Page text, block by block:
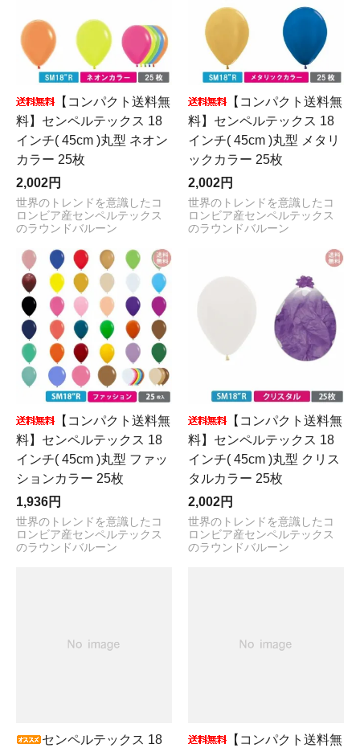
【コンパクト送料無
料】センペルテックス 18
インチ( 45cm )丸型 ネオン
カラー 25枚
2,002円
世界のトレンドを意識したコ
ロンビア産センペルテックス
のラウンドバルーン
【コンパクト送料無
料】センペルテックス 18
インチ( 45cm )丸型 メタリ
ックカラー 25枚
2,002円
世界のトレンドを意識したコ
ロンビア産センペルテックス
のラウンドバルーン
【コンパクト送料無
料】センペルテックス 18
インチ( 45cm )丸型 ファッ
ションカラー 25枚
1,936円
世界のトレンドを意識したコ
ロンビア産センペルテックス
のラウンドバルーン
【コンパクト送料無
料】センペルテックス 18
インチ( 45cm )丸型 クリス
タルカラー 25枚
2,002円
世界のトレンドを意識したコ
ロンビア産センペルテックス
のラウンドバルーン
センペルテックス 18
【コンパクト送料無